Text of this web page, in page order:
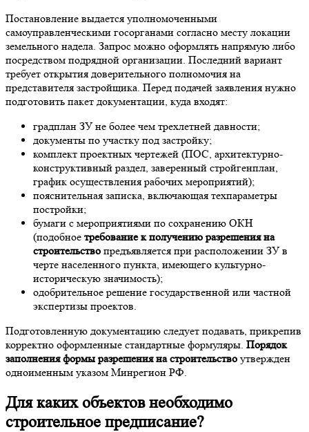
Постановление выдается уполномоченными
самоуправленческими госорганами согласно месту локации
земельного надела. Запрос можно оформлять напрямую либо
посредством подрядной организации. Последний вариант
требует открытия доверительного полномочия на
представителя застройщика. Перед подачей заявления нужно
подготовить пакет документации, куда входят:
градплан ЗУ не более чем трехлетней давности;
документы по участку под застройку;
комплект проектных чертежей (ПОС, архитектурно-
конструктивный раздел, заверенный стройгенплан,
график осуществления рабочих мероприятий);
пояснительная записка, включающая техпараметры
постройки;
бумаги с мероприятиями по сохранению ОКН
(подобное требование к получению разрешения на
строительство предъявляется при расположении ЗУ в
черте населенного пункта, имеющего культурно-
историческую значимость);
одобрительное решение государственной или частной
экспертизы проектов.
Подготовленную документацию следует подавать, прикрепив
корректно оформленные стандартные формуляры. Порядок
заполнения формы разрешения на строительство утвержден
одноименным указом Минрегион РФ.
Для каких объектов необходимо
строительное предписание?